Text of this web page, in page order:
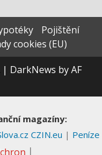
Pojištění
cookies (EU)
| DarkNews by AF
magazíny:
CZIN.eu | Peníze
|